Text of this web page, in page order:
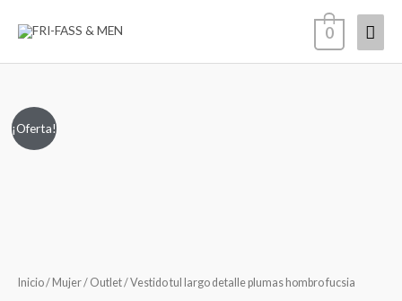
0
¡Oferta!
Inicio/ Mujer/ Outlet/ Vestido tul largo detalle plumas hombro fucsia
Vestido
tul
cantidad